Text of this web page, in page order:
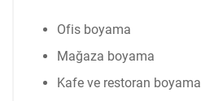
Ofis boyama
Mağaza boyama
Kafe ve restoran boyama